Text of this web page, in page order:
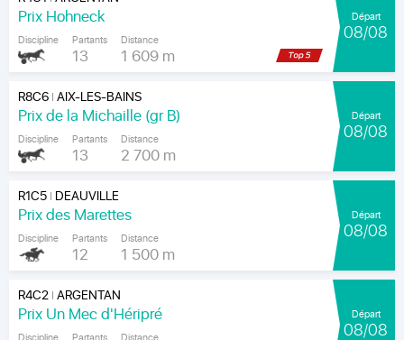
Prix Hohneck
Discipline Partants
13
Distance
1 609 m
Départ
08/08
R8C6|AIX-LES-BAINS
Prix de la Michaille (gr B)
Discipline Partants
13
Distance
2 700 m
Départ
08/08
R1C5| DEAUVILLE
Prix des Marettes
Discipline Partants
12
Distance
1 500 m
Départ
08/08
R4C2|ARGENTAN
Prix Un Mec d'Héripré Départ
08/08